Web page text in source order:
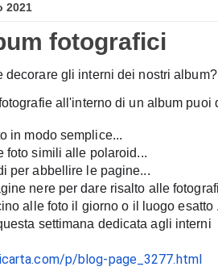
2021
fotografici
decorare gli interni dei nostri album?
all'interno di un album puoi
in modo semplice...
foto simili alle polaroid...
per abbellire le pagine...
nere per dare risalto alle
alle foto il giorno o il luogo esatto
settimana dedicata agli interni
p/blog-page_3277.html